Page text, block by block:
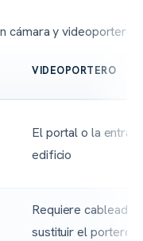
cámara y videoportero
VIDEOPORTERO
El portal o la
edificio
Requiere cableado
sustituir el portero